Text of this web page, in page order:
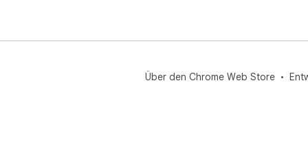
Über den Chrome Web Store